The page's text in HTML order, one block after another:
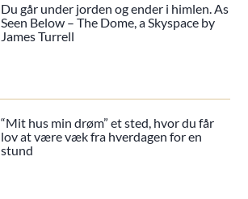
Du går under jorden og ender i himlen. As
Seen Below – The Dome, a Skyspace by
James Turrell
“Mit hus min drøm” et sted, hvor du får
lov at være væk fra hverdagen for en
stund